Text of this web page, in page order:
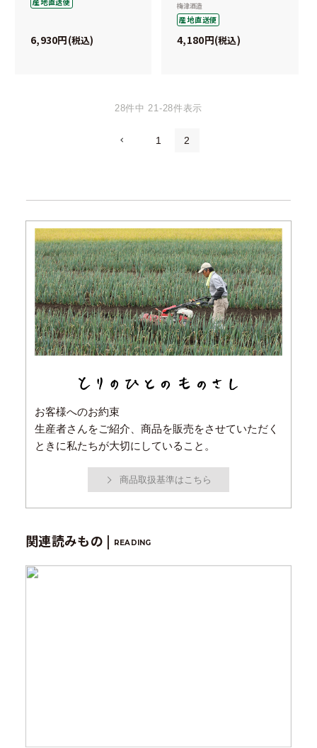
6,930 税込
梅津酒造
産地直送便
4,180 税込
28件中 21 -28件表示
1 2
お客様へのお約束
生産者さんをご紹介、商品を販売をさせていただく
ときに私たちが大切にしていること。
商品取扱基準はこちら
関連読みもの | READING